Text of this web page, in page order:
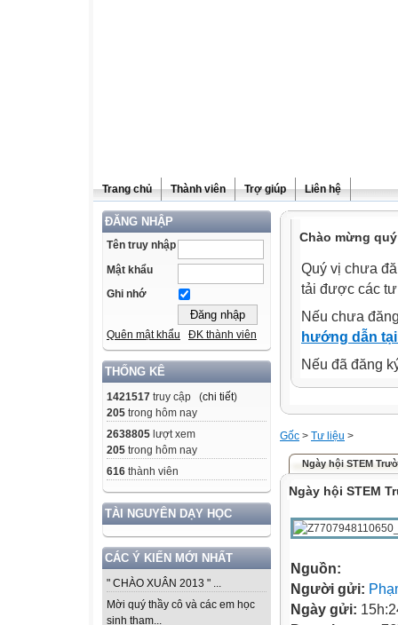
Trang chủ Thành viên Trợ giúp Liên hệ
ĐĂNG NHẬP
Tên truy nhập
Mật khẩu
Ghi nhớ
Quên mật khẩu ĐK thành viên
THỐNG KÊ
1421517 truy cập (chi tiết)
205 trong hôm nay
2638805 lượt xem
205 trong hôm nay
616 thành viên
TÀI NGUYÊN DẠY HỌC
CÁC Ý KIẾN MỚI NHẤT
" CHÀO XUÂN 2013 " ...
Mời quý thầy cô và các em học
sinh tham...
Chào mừng
Quý vị chưa
tải được các
Nếu chưa
hướng dẫn
Nếu đã đăng
Gốc > Tư liệu >
Ngày hội STEM
Ngày hội STEM
Nguồn:
Người gửi:
Ngày gửi: